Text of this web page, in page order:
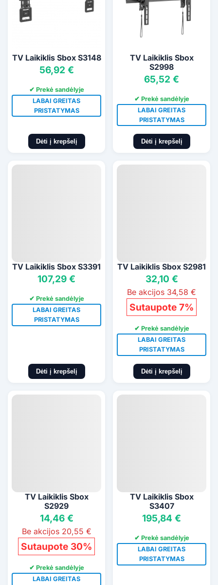
TV Laikiklis Sbox S3148
56,92 €
✔ Prekė sandėlyje
LABAI GREITAS
PRISTATYMAS
Dėti į krepšelį
TV Laikiklis Sbox
S2998
65,52 €
✔ Prekė sandėlyje
LABAI GREITAS
PRISTATYMAS
Dėti į krepšelį
TV Laikiklis Sbox S3391
107,29 €
✔ Prekė sandėlyje
LABAI GREITAS
PRISTATYMAS
Dėti į krepšelį
TV Laikiklis Sbox S2981
32,10 €
Be akcijos 34,58 €
Sutaupote 7%
✔ Prekė sandėlyje
LABAI GREITAS
PRISTATYMAS
Dėti į krepšelį
TV Laikiklis Sbox
S2929
14,46 €
Be akcijos 20,55 €
Sutaupote 30%
✔ Prekė sandėlyje
LABAI GREITAS
TV Laikiklis Sbox
S3407
195,84 €
✔ Prekė sandėlyje
LABAI GREITAS
PRISTATYMAS